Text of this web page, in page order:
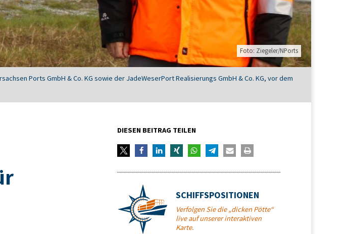
Foto: Ziegeler/NPorts
Ports GmbH & Co. KG sowie der JadeWeserPort Realisierungs GmbH & Co. KG, vor dem
DIESEN BEITRAG TEILEN
SCHIFFSPOSITIONEN
Verfolgen Sie die „dicken Pötte“
live auf unserer interaktiven
Karte.